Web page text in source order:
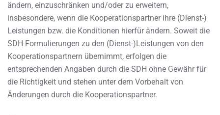
ändern, einzuschränken und/oder zu erweitern,
insbesondere, wenn die Kooperationspartner ihre (Dienst-)
Leistungen bzw. die Konditionen hierfür ändern. Soweit die
SDH Formulierungen zu den (Dienst-)Leistungen von den
Kooperationspartnern übernimmt, erfolgen die
entsprechenden Angaben durch die SDH ohne Gewähr für
die Richtigkeit und stehen unter dem Vorbehalt von
Änderungen durch die Kooperationspartner.